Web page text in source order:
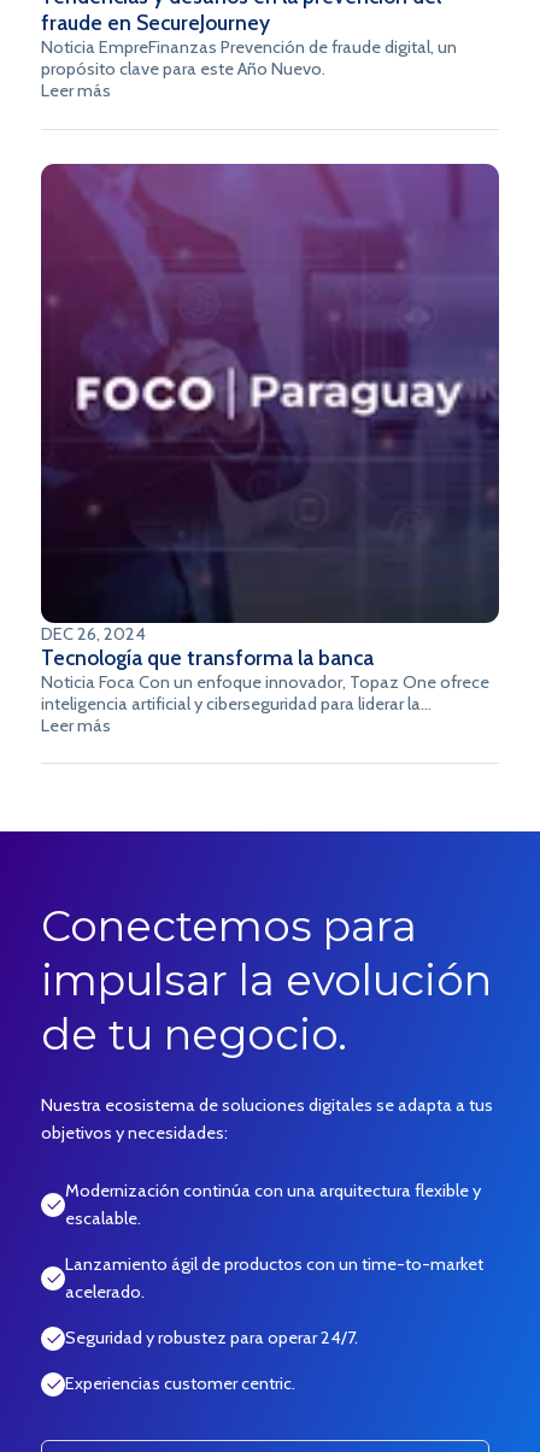
fraude en SecureJourney
Noticia EmpreFinanzas Prevención de fraude digital, un
propósito clave para este Año Nuevo.
Leer más
DEC 26, 2024
Tecnología que transforma la banca
Noticia Foca Con un enfoque innovador, Topaz One ofrece
inteligencia artificial y ciberseguridad para liderar la
transformación financiera de una manera ágil, segura y
Leer más
Conectemos para
impulsar la evolución
de tu negocio.
Nuestra ecosistema de soluciones digitales se adapta a tus
objetivos y necesidades:
Modernización continúa con una arquitectura flexible y
escalable.
Lanzamiento ágil de productos con un time-to-market
acelerado.
Seguridad y robustez para operar 24/7.
Experiencias customer centric.